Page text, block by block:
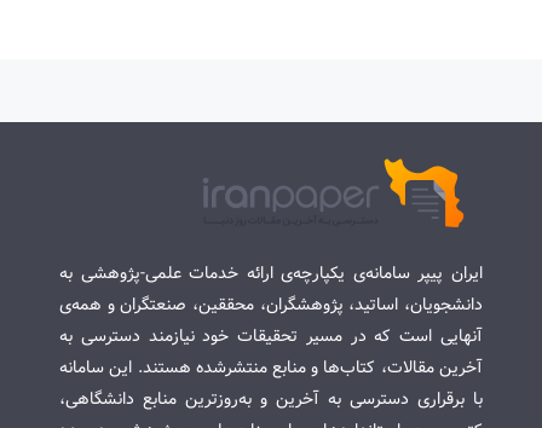
ایران پیپر سامانه‌ی یکپارچه‌ی ارائه خدمات علمی-پژوهشی به
دانشجویان، اساتید، پژوهشگران، محققین، صنعتگران و همه‌ی
آنهایی است که در مسیر تحقیقات خود نیازمند دسترسی به
آخرین مقالات، کتاب‌ها و منابع منتشرشده هستند. این سامانه
با برقراری دسترسی به آخرین و به‌روزترین منابع دانشگاهی،